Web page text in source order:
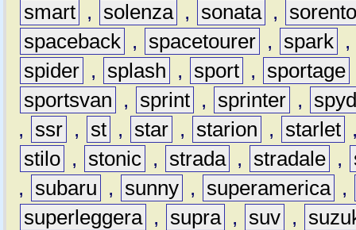
smart , solenza , sonata ,
spaceback , spacetourer , spark ,
spider , splash , sport , sportage
sportsvan
, sprint , sprinter ,
,
ssr , st , star , starion , starlet
stilo , stonic , strada , stradale ,
,
subaru , sunny , superamerica ,
superleggera , supra , suv ,